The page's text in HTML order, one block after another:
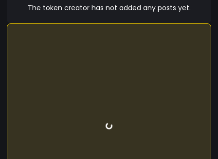
The token creator has not added any posts yet.